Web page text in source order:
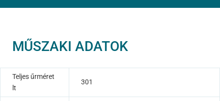
MŰSZAKI ADATOK
Teljes űrméret
lt
301